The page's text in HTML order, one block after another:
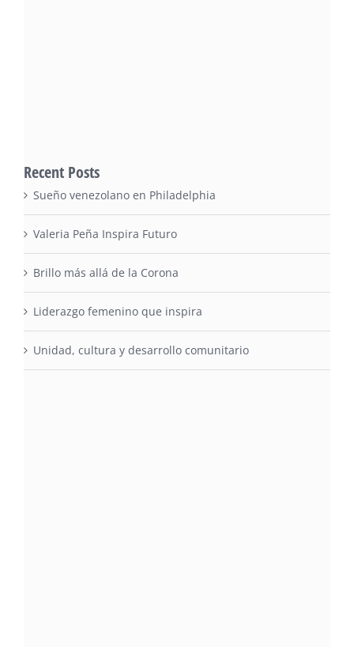
Recent Posts
Sueño venezolano en Philadelphia
Valeria Peña Inspira Futuro
Brillo más allá de la Corona
Liderazgo femenino que inspira
Unidad, cultura y desarrollo comunitario